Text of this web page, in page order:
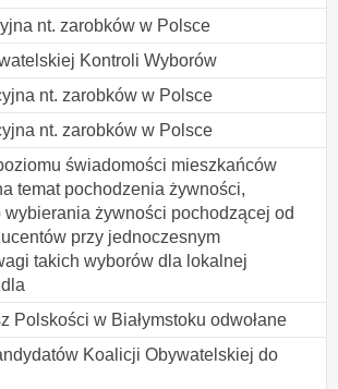
nt. zarobków w Polsce
Kontroli Wyborów
nt. zarobków w Polsce
nt. zarobków w Polsce
świadomości mieszkańców
temat pochodzenia żywności,
wybierania żywności pochodzącej od
przy jednoczesnym
takich wyborów dla lokalnej
Polskości w Białymstoku odwołane
Koalicji Obywatelskiej do